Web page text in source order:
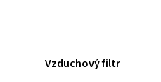
Vzduchový filtr